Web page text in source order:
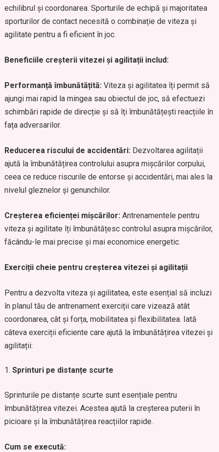
echilibrul și coordonarea. Sporturile de echipă și majoritatea
sporturilor de contact necesită o combinație de viteza și
agilitate pentru a fi eficient în joc.
Beneficiile creșterii vitezei și agilitații includ:
Performanță îmbunătățită: Viteza și agilitatea îți permit să
ajungi mai rapid la mingea sau obiectul de joc, să efectuezi
schimbări rapide de direcție și să îți îmbunătățești reacțiile în
fața adversarilor.
Reducerea riscului de accidentări: Dezvoltarea agilitații
ajută la îmbunătățirea controlului asupra mișcărilor corpului,
ceea ce reduce riscurile de entorse și accidentări, mai ales la
nivelul gleznelor și genunchilor.
Creșterea eficienței mișcărilor: Antrenamentele pentru
viteza și agilitate îți îmbunătățesc controlul asupra mișcărilor,
făcându-le mai precise și mai economice energetic.
Exerciții cheie pentru creșterea vitezei și agilitații
Pentru a dezvolta viteza și agilitatea, este esențial să incluzi
în planul tău de antrenament exerciții care vizează atât
coordonarea, cât și forța, mobilitatea și flexibilitatea. Iată
câteva exerciții eficiente care ajută la îmbunătățirea vitezei și
agilitații:
Sprinturi pe distanțe scurte
Sprinturile pe distanțe scurte sunt esențiale pentru
îmbunătățirea vitezei. Acestea ajută la creșterea puterii în
picioare și la îmbunătățirea reacțiilor rapide.
Cum se execută: